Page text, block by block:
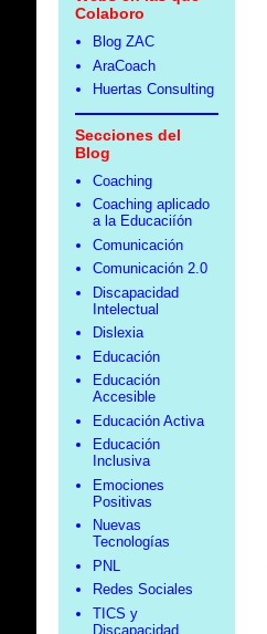
Colaboro
Blog ZAC
AraCoach
Huertas Consulting
Secciones del
Blog
Coaching
Coaching aplicado
a la Educaciíón
Comunicación
Comunicación 2.0
Discapacidad
Intelectual
Dislexia
Educación
Educación
Accesible
Educación Activa
Educación
Inclusiva
Emociones
Positivas
Nuevas
Tecnologías
PNL
Redes Sociales
TICS y
Discapacidad